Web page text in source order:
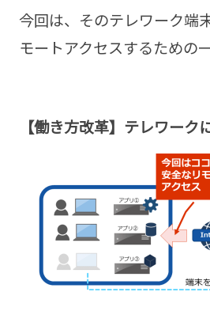
今回は、そのテレワーク端
モートアクセスするための
【働き方改革】テレワーク